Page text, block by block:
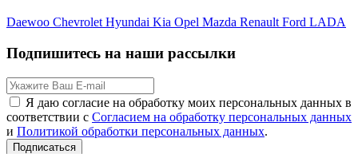
Daewoo Chevrolet Hyundai Kia Opel Mazda Renault Ford LADA
Подпишитесь на наши рассылки
Я даю согласие на обработку моих персональных данных в
соответствии с Согласием на обработку персональных данных
и Политикой обработки персональных данных.
Подписаться